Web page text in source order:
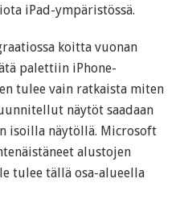
iPad-ympäristössä.
koitta vuonan
palettiin iPhone-
tulee vain ratkaista miten
näytöt saadaan
isoilla näytöllä. Microsoft
alustojen
tulee tällä osa-alueella